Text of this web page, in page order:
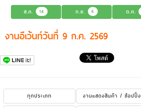
ส.ค. 14 ก.ย. 6 ต.ค.
งานอีเว้นท์วันที่ 9 ก.ค. 2569
ทุกประเภท งานแสดงสินค้า / ช้อปปิ้ง